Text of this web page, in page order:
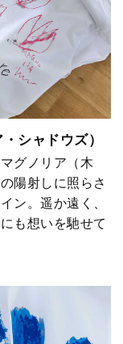
シャドウズ）
グノリア（木
陽射しに照らさ
ン。遥か遠く、
も想いを馳せて